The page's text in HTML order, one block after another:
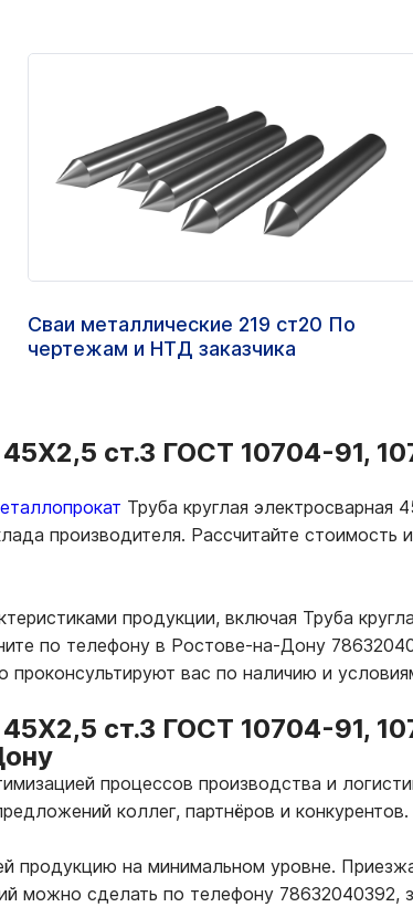
Сваи металлические 219 ст20 По
чертежам и НТД заказчика
ст.3 ГОСТ 10704-91,
Труба круглая
производителя. Рассчитайте
продукции, включая Труба
по телефону в Ростове-на-Дону
вас по наличию и
45Х2,5 ст.3 ГОСТ 10704-91,
процессов производства и
коллег, партнёров и конкурентов.
продукцию на минимальном уровне.
можно сделать по телефону